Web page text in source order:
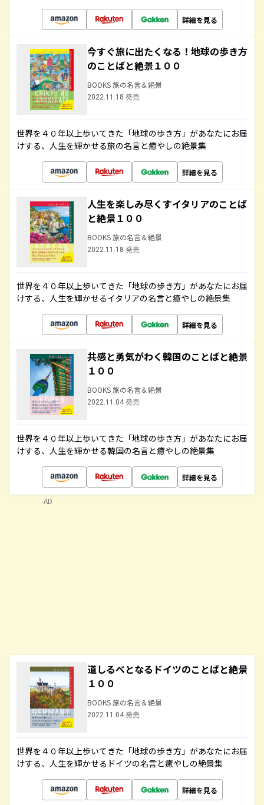
詳細を見る
今すぐ旅に出たくなる！地球の歩き方
のことばと絶景１００
BOOKS 旅の名言＆絶景
2022.11.18 発売
世界を４０年以上歩いてきた「地球の歩き方」があなたにお届
けする、人生を輝かせる旅の名言と癒やしの絶景集
詳細を見る
人生を楽しみ尽くすイタリアのことば
と絶景１００
BOOKS 旅の名言＆絶景
2022.11.18 発売
世界を４０年以上歩いてきた「地球の歩き方」があなたにお届
けする、人生を輝かせるイタリアの名言と癒やしの絶景集
詳細を見る
共感と勇気がわく韓国のことばと絶景
１００
BOOKS 旅の名言＆絶景
2022.11.04 発売
世界を４０年以上歩いてきた「地球の歩き方」があなたにお届
けする、人生を輝かせる韓国の名言と癒やしの絶景集
詳細を見る
道しるべとなるドイツのことばと絶景
１００
BOOKS 旅の名言＆絶景
2022.11.04 発売
世界を４０年以上歩いてきた「地球の歩き方」があなたにお届
けする、人生を輝かせるドイツの名言と癒やしの絶景集
詳細を見る
AD